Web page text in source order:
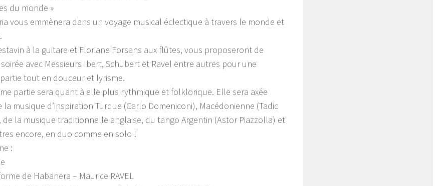
du monde »
vous emmènera dans un voyage musical éclectique à travers le monde et
à la guitare et Floriane Forsans aux flûtes, vous proposeront de
avec Messieurs Ibert, Schubert et Ravel entre autres pour une
tout en douceur et lyrisme.
partie sera quant à elle plus rythmique et folklorique. Elle sera axée
musique d’inspiration Turque (Carlo Domeniconi), Macédonienne (Tadic
de la musique traditionnelle anglaise, du tango Argentin (Astor Piazzolla) et
encore, en duo comme en solo !
:
de Habanera – Maurice RAVEL